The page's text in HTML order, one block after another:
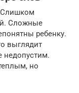
Слишком
Сложные
ребенку.
выглядит
но